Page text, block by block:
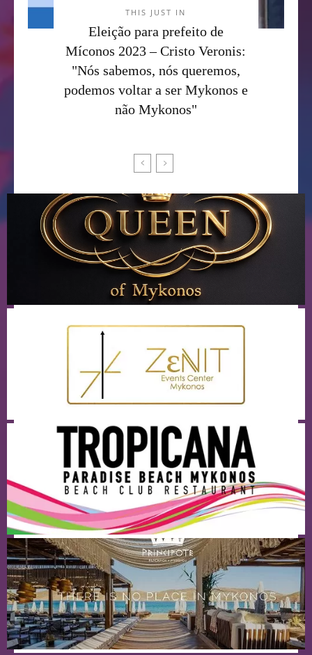
THIS JUST IN
Eleição para prefeito de
Míconos 2023 – Cristo Veronis:
"Nós sabemos, nós queremos,
podemos voltar a ser Mykonos e
não Mykonos"